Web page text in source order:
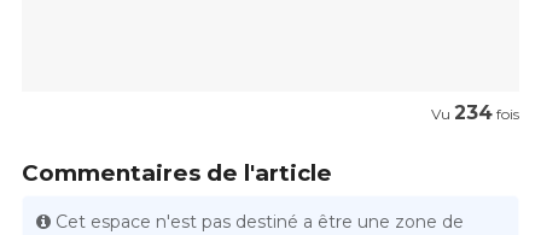
Vu 234 fois
Commentaires de l'article
Cet espace n'est pas destiné a être une zone de